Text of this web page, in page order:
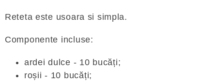
Reteta este usoara si simpla.
Componente incluse:
ardei dulce - 10 bucăți;
roșii - 10 bucăți;